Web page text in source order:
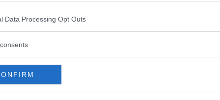
Data Processing Opt Outs
damesanddolss , è una make up artist,
della bellezza e il suo ruolo nella
ha deciso di ribellarsi alle finzioni
immagini modificate che appiattiscono e
le sue naturalissime
altro a sentirsi meno inadeguato rispetto
patinato e decisamente più reale, e per far